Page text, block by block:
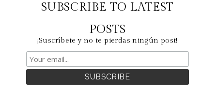
SUBSCRIBE TO LATEST
POSTS
¡Suscríbete y no te pierdas ningún post!